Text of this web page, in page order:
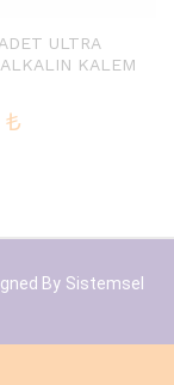
ULTRA
ALKALIN KALEM
₺
By Sistemsel